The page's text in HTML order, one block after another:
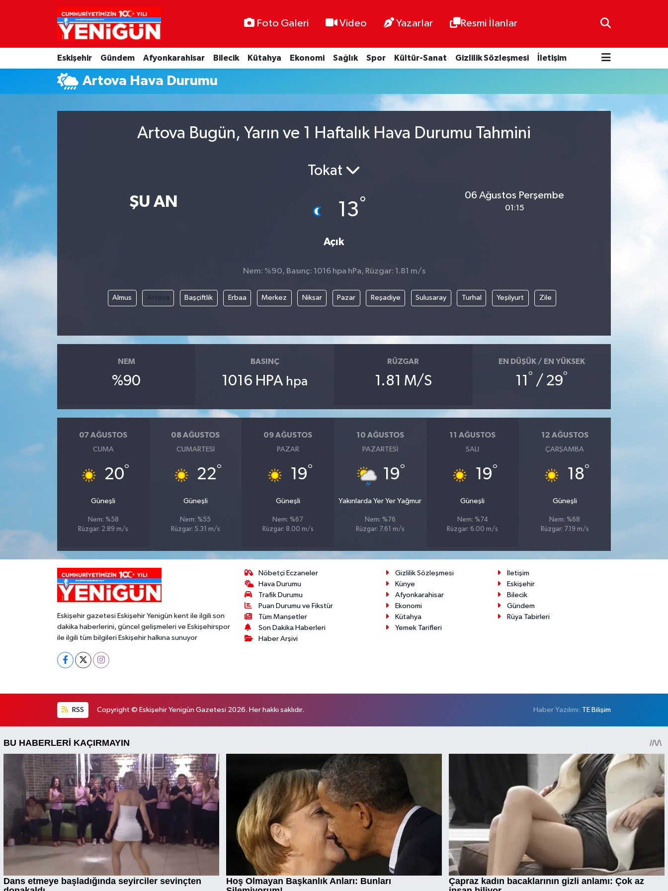
Foto Galeri Video Yazarlar Resmi İlanlar
Eskişehir Gündem Afyonkarahisar Bilecik Kütahya Ekonomi Sağlık Spor Kültür-Sanat Gizlilik Sözleşmesi İletişim
Artova Hava Durumu
Artova Bugün, Yarın ve 1 Haftalık Hava Durumu Tahmini
ŞU AN
Tokat
13°
Açık
06 Ağustos Perşembe
01:15
Nem: %90, Basınç: 1016 hpa hPa, Rüzgar: 1.81 m/s
Almus Artova Başçiftlik Erbaa Merkez Niksar Pazar Reşadiye Sulusaray Turhal Yeşilyurt Zile
NEM
%90
BASINÇ
1016 HPA hpa
RÜZGAR
1.81 M/S
EN DÜŞÜK / EN YÜKSEK
11 ° / 29°
07 AĞUSTOS
CUMA
20°
Güneşli
Nem: %58
Rüzgar: 2.89 m/s
08 AĞUSTOS
CUMARTESI
22°
Güneşli
Nem: %55
Rüzgar: 5.31 m/s
09 AĞUSTOS
PAZAR
19°
Güneşli
Nem: %67
Rüzgar: 8.00 m/s
10 AĞUSTOS
PAZARTESI
19°
Yakınlarda Yer Yer Yağmur
Nem: %76
Rüzgar: 7.61 m/s
11 AĞUSTOS
SALI
19°
Güneşli
Nem: %74
Rüzgar: 6.00 m/s
12 AĞUSTOS
ÇARŞAMBA
18°
Güneşli
Nem: %68
Rüzgar: 7.19 m/s
Eskişehir gazetesi Eskişehir Yenigün kent ile ilgili son
dakika haberlerini, güncel gelişmeleri ve Eskişehirspor
ile ilgili tüm bilgileri Eskişehir halkına sunuyor
Nöbetçi Eczaneler
Hava Durumu
Trafik Durumu
Puan Durumu ve Fikstür
Tüm Manşetler
Son Dakika Haberleri
Haber Arşivi
Gizlilik Sözleşmesi
İletişim
Künye
Eskişehir
Afyonkarahisar
Bilecik
Ekonomi
Gündem
Kütahya
Rüya Tabirleri
Yemek Tarifleri
RSS Copyright © Eskişehir Yenigün Gazetesi 2026. Her hakkı saklıdır. Haber Yazılımı: TE Bilişim
Nöbetçi Eczaneler
Hava Durumu
Trafik Durumu
Süper Lig Puan Durumu ve Fikstür
Haber Arşivi